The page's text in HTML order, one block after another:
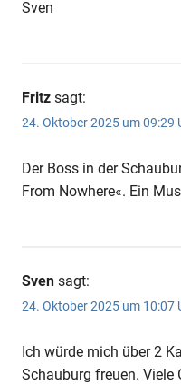
Sven
Fritz sagt:
24. Oktober 2025 um 09:29
Der Boss in der
From Nowhere«. Ein
Sven sagt:
24. Oktober 2025 um 10:07
Ich würde mich über 2
Schauburg freuen. Viele